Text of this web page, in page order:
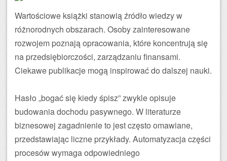
Wartościowe książki stanowią źródło wiedzy w
różnorodnych obszarach. Osoby zainteresowane
rozwojem poznają opracowania, które koncentrują się
na przedsiębiorczości, zarządzaniu finansami.
Ciekawe publikacje mogą inspirować do dalszej nauki.
Hasło „bogać się kiedy śpisz” zwykle opisuje
budowania dochodu pasywnego. W literaturze
biznesowej zagadnienie to jest często omawiane,
przedstawiając liczne przykłady. Automatyzacja części
procesów wymaga odpowiedniego